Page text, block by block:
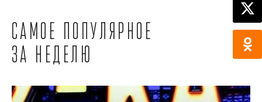
Самое популярное
за неделю